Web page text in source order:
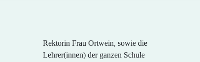
Rektorin Frau Ortwein, sowie die
Lehrer(innen) der ganzen Schule